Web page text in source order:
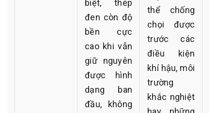
biệt, thép
đen còn độ
bền cực
cao khi vẫn
giữ nguyên
được hình
dạng ban
đầu, không
thể chống
chọi được
trước các
điều kiện
khí hậu, môi
trường
khắc nghiệt